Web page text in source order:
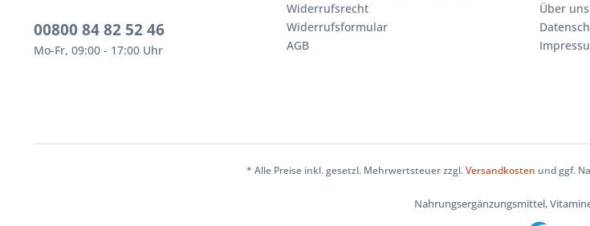
00800 84 82 52 46
Mo-Fr, 09:00 - 17:00 Uhr
Widerrufsrecht
Widerrufsformular
AGB
Über uns
* Alle Preise inkl. gesetzl. Mehrwertsteuer zzgl.Versandkosten und ggf.
Nahrungsergänzungsmittel,